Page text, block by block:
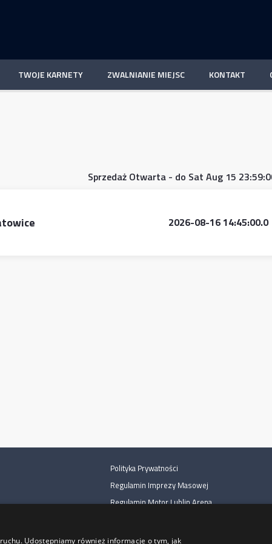
TWOJE KARNETY ZWALNIANIE MIEJSC KONTAKT
Sprzedaż Otwarta - do Sat Aug 15
2026-08-16 14:45:00.0
Polityka Prywatności
Regulamin Imprezy Masowej
Regulamin Motor Lublin Arena
Regulamin Sprzedaży Biletów
Udostępniamy również informacje o tym, jak